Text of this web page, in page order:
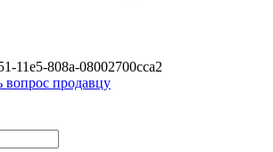
11e5-808a-08002700cca2
вопрос продавцу